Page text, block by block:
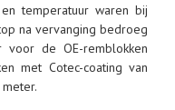
temperatuur waren bij
na vervanging bedroeg
de OE-remblokken
met Cotec-coating van